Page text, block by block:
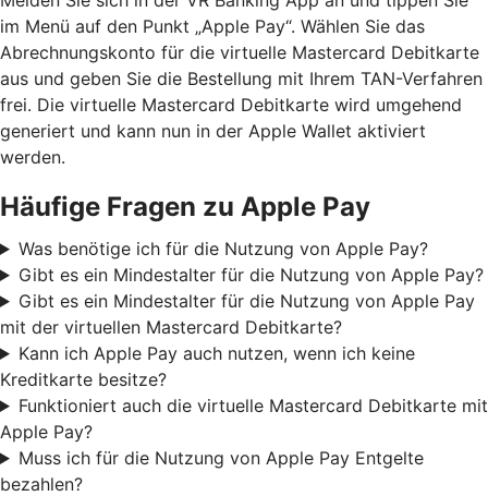
im Menü auf den Punkt „Apple Pay“. Wählen Sie das
Abrechnungskonto für die virtuelle Mastercard Debitkarte
aus und geben Sie die Bestellung mit Ihrem TAN-Verfahren
frei. Die virtuelle Mastercard Debitkarte wird umgehend
generiert und kann nun in der Apple Wallet aktiviert
werden.
Häufige Fragen zu Apple Pay
Was benötige ich für die Nutzung von Apple Pay?
Gibt es ein Mindestalter für die Nutzung von Apple Pay?
Gibt es ein Mindestalter für die Nutzung von Apple Pay
mit der virtuellen Mastercard Debitkarte?
Kann ich Apple Pay auch nutzen, wenn ich keine
Kreditkarte besitze?
Funktioniert auch die virtuelle Mastercard Debitkarte mit
Apple Pay?
Muss ich für die Nutzung von Apple Pay Entgelte
bezahlen?